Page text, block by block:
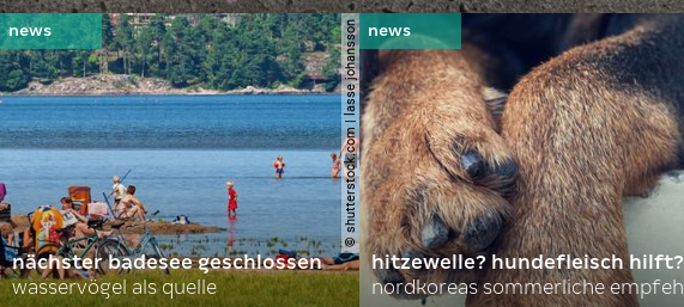
© shutterstock.com | lasse johansson
nächster badesee geschlossen
wasservögel als quelle
hitzewelle? hundefleisch hilft?